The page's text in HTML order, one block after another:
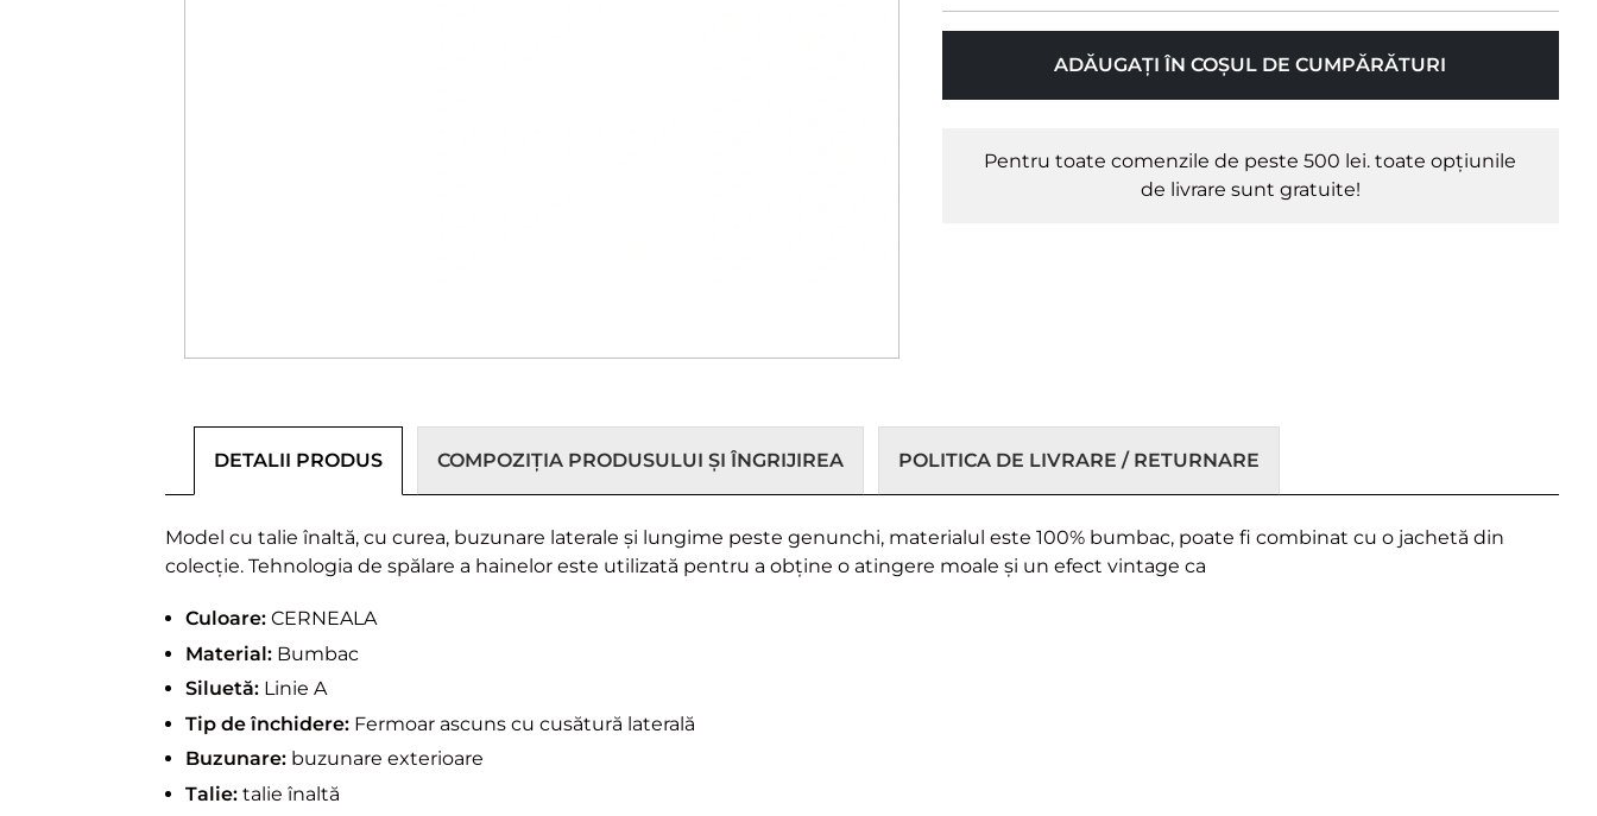
ADĂUGAȚI ÎN COȘUL DE CUMPĂRĂTURI
Pentru toate comenzile de peste 500 lei. toate opțiunile
de livrare sunt gratuite!
DETALII PRODUS COMPOZIȚIA PRODUSULUI ȘI ÎNGRIJIREA POLITICA DE LIVRARE / RETURNARE
Model cu talie înaltă, cu curea, buzunare laterale și lungime peste genunchi, materialul este 100% bumbac, poate fi combinat cu o jachetă din
colecție. Tehnologia de spălare a hainelor este utilizată pentru a obține o atingere moale și un efect vintage ca
Culoare: CERNEALA
Material: Bumbac
Siluetă: Linie A
Tip de închidere: Fermoar ascuns cu cusătură laterală
Buzunare: buzunare exterioare
Talie: talie înaltă